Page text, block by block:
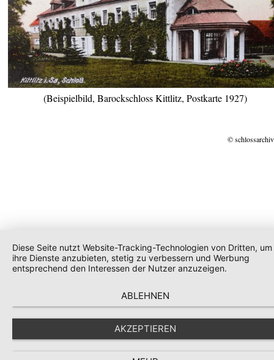
(Beispielbild, Barockschloss Kittlitz, Postkarte 1927)
©
Diese Seite nutzt Website-Tracking-Technologien von Dritten, um
ihre Dienste anzubieten, stetig zu verbessern und Werbung
entsprechend den Interessen der Nutzer anzuzeigen.
ABLEHNEN
AKZEPTIEREN